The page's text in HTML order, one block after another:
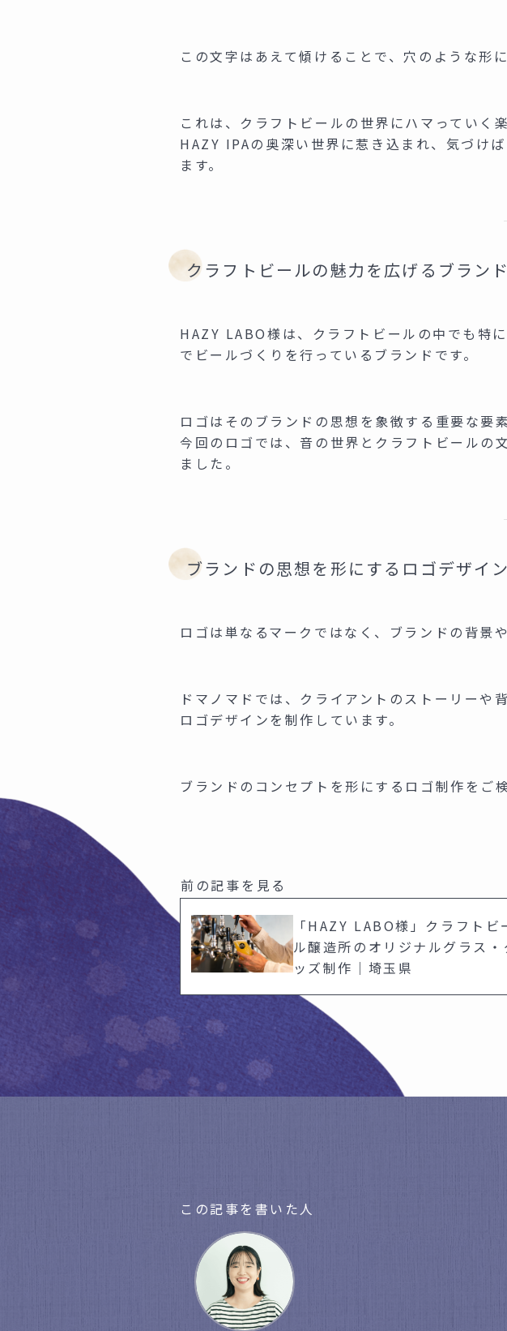
この文字はあえて傾けることで、穴のような形
これは、クラフトビールの世界にハマっていく
HAZY IPAの奥深い世界に惹き込まれ、気づけ
ます。
クラフトビールの魅力を広げるブラン
HAZY LABO様は、クラフトビールの中でも特
でビールづくりを行っているブランドです。
ロゴはそのブランドの思想を象徴する重要な要素
今回のロゴでは、音の世界とクラフトビールの
ました。
ブランドの思想を形にするロゴデザイン
ロゴは単なるマークではなく、ブランドの背景
ドマノマドでは、クライアントのストーリーや
ロゴデザインを制作しています。
ブランドのコンセプトを形にするロゴ制作をご
「HAZY LABO様」クラフトビ
ル醸造所のオリジナルグラス・
ッズ制作｜埼玉県
この記事を書いた人